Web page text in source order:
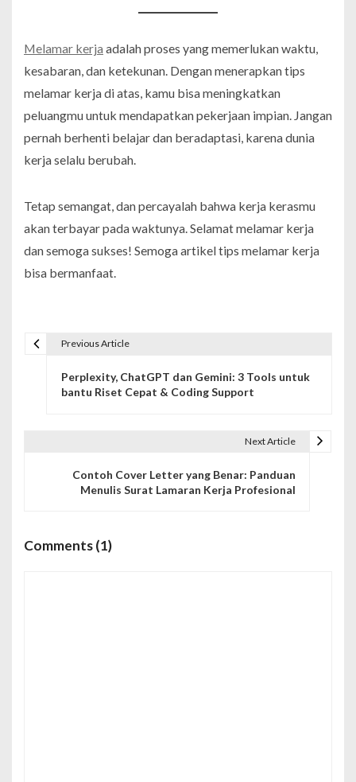
Melamar kerja adalah proses yang memerlukan waktu,
kesabaran, dan ketekunan. Dengan menerapkan tips
melamar kerja di atas, kamu bisa meningkatkan
peluangmu untuk mendapatkan pekerjaan impian. Jangan
pernah berhenti belajar dan beradaptasi, karena dunia
kerja selalu berubah.
Tetap semangat, dan percayalah bahwa kerja kerasmu
akan terbayar pada waktunya. Selamat melamar kerja
dan semoga sukses! Semoga artikel tips melamar kerja
bisa bermanfaat.
i
Previous Article
Perplexity, ChatGPT dan Gemini: 3 Tools untuk
bantu Riset Cepat & Coding Support
Next Article
Contoh Cover Letter yang Benar: Panduan
Menulis Surat Lamaran Kerja Profesional
Comments (1)